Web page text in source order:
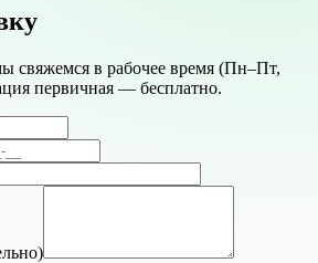
в рабочее время (Пн–Пт,
первичная — бесплатно.